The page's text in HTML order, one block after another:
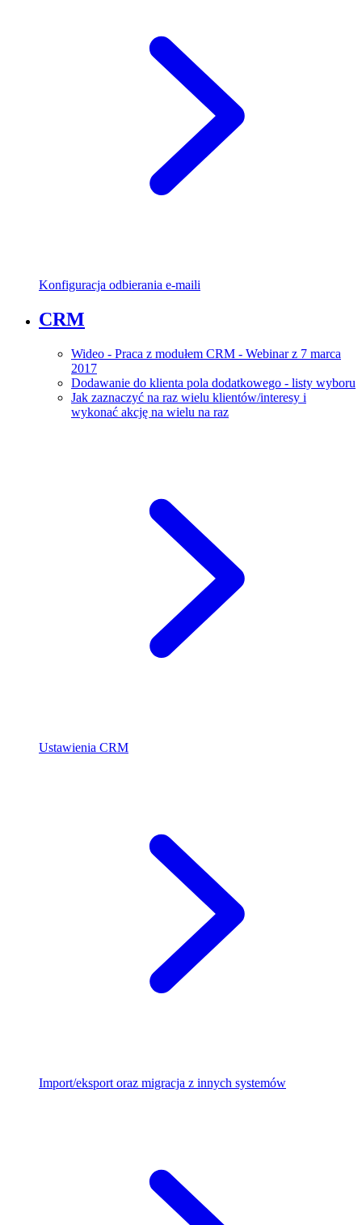
Konfiguracja odbierania e-maili
CRM
Wideo - Praca z modułem CRM - Webinar z 7 marca
2017
Dodawanie do klienta pola dodatkowego - listy wyboru
Jak zaznaczyć na raz wielu klientów/interesy i
wykonać akcję na wielu na raz
Ustawienia CRM
Import/eksport oraz migracja z innych systemów